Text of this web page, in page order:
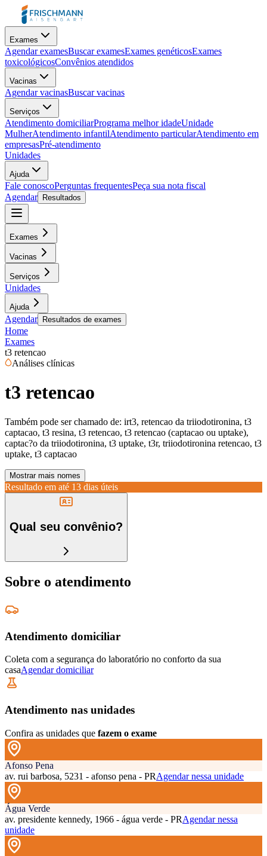
Exames
Agendar examesBuscar examesExames genéticosExames
toxicológicosConvênios atendidos
Vacinas
Agendar vacinasBuscar vacinas
Serviços
Atendimento domiciliarPrograma melhor idadeUnidade
MulherAtendimento infantilAtendimento particularAtendimento em
empresasPré-atendimento
Unidades
Ajuda
Fale conoscoPerguntas frequentesPeça sua nota fiscal
Agendar
Resultados
Exames
Vacinas
Serviços
Unidades
Ajuda
Agendar Resultados de exames
Home
Exames
t3 retencao
Análises clínicas
t3 retencao
Também pode ser chamado de: irt3, retencao da triiodotironina, t3
captacao, t3 resina, t3 retencao, t3 retencao (captacao ou uptake),
captac?o da triiodotironina, t3 uptake, t3r, triiodotironina retencao, t3
uptake, t3 captacao
Mostrar mais nomes
Resultado em até 13 dias úteis
Qual seu convênio?
Sobre o atendimento
Atendimento domiciliar
Coleta com a segurança do laboratório no conforto da sua
casaAgendar domiciliar
Atendimento nas unidades
Confira as unidades que fazem o exame
Afonso Pena
av. rui barbosa, 5231 - afonso pena - PRAgendar nessa unidade
Água Verde
av. presidente kennedy, 1966 - água verde - PRAgendar nessa
unidade